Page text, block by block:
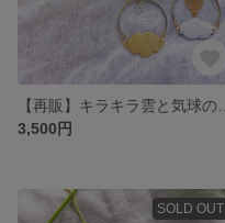
3,500円
SOLD OUT